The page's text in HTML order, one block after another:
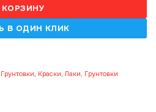
КОРЗИНУ
, Краски, Лаки, Грунтовки